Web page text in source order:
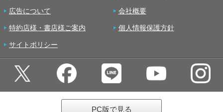
広告について 会社概要
特約店様・書店様ご案内 個人情報保護方針
サイトポリシー
PC版で見る